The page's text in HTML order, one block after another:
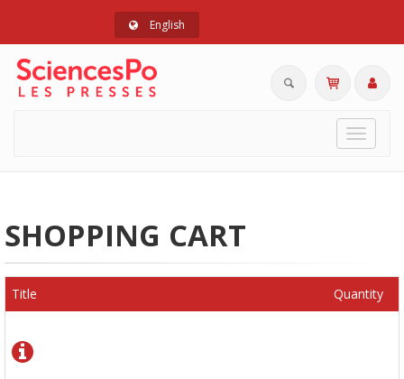
English
Toggle
SHOPPING CART
Title Quantity